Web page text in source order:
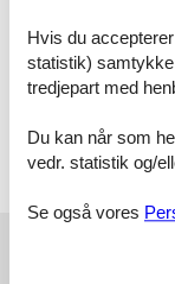
erlebe
Zuhause in den
Apartment 4 (70 m²)
•2 Bäder mit Dusche/
•Großzügige
Hvis du
statistik)
tredjepart med
Du kan når som
vedr. statistik og/
Se også vores